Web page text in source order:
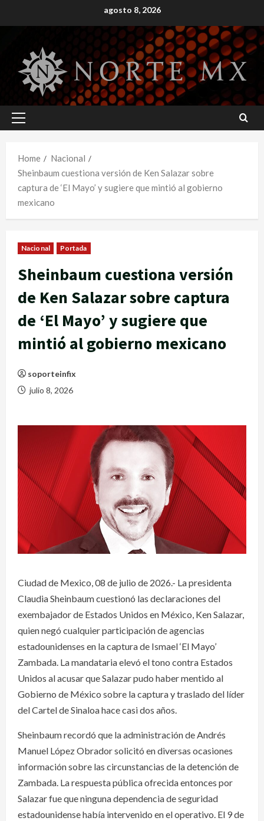
to
agosto 8, 2026
Primary
Home
Nacional
Sheinbaum cuestiona versión de Ken Salazar sobre
captura de ‘El Mayo’ y sugiere que mintió al gobierno
mexicano
Nacional Portada
Sheinbaum cuestiona versión
de Ken Salazar sobre captura
de ‘El Mayo’ y sugiere que
mintió al gobierno mexicano
soporteinfix
julio 8, 2026
Ciudad de Mexico, 08 de julio de 2026.- La presidenta
Claudia Sheinbaum cuestionó las declaraciones del
exembajador de Estados Unidos en México, Ken Salazar,
quien negó cualquier participación de agencias
estadounidenses en la captura de Ismael ‘El Mayo’
Zambada. La mandataria elevó el tono contra Estados
Unidos al acusar que Salazar pudo haber mentido al
Gobierno de México sobre la captura y traslado del líder
del Cartel de Sinaloa hace casi dos años.
Sheinbaum recordó que la administración de Andrés
Manuel López Obrador solicitó en diversas ocasiones
información sobre las circunstancias de la detención de
Zambada. La respuesta pública ofrecida entonces por
Salazar fue que ninguna dependencia de seguridad
estadounidense había intervenido en el operativo. El 9 de